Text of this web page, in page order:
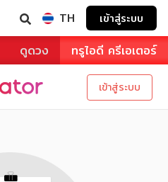
TH เข้าสู่ระบบ
ดูดวง ทรูไอดี ครีเอเตอร์
เข้าสู่ระบบ